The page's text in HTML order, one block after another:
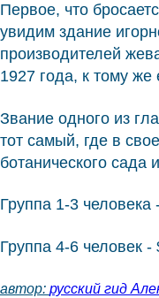
Первое, что
увидим здание
производителей
1927 года, к тому
Звание одного из
тот самый, где в
ботанического сада
Группа 1-3
Группа 4-6 человек
автор: русский гид